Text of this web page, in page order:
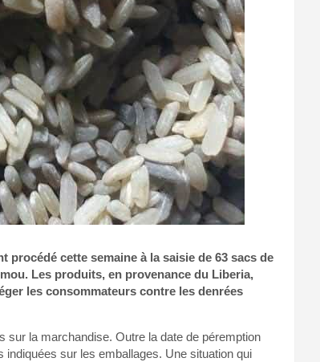
procédé cette semaine à la saisie de 63 sacs de
Les produits, en provenance du Liberia,
les consommateurs contre les denrées
la marchandise. Outre la date de péremption
sur les emballages. Une situation qui